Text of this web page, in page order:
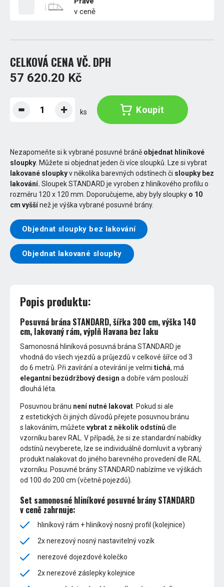
v ceně
CELKOVÁ CENA VČ. DPH
57 620.20 Kč
ks Koupit
Nezapomeňte si k vybrané posuvné bráně objednat hliníkové
sloupky . Můžete si objednat jeden či více sloupků. Lze si vybrat
lakované sloupkyv několika barevných odstínech či sloupky bez
lakování. Sloupek STANDARD je vyroben z hliníkového profilu o
rozměru 120 x 120 mm. Doporučujeme, aby byly sloupky o 10
cm vyššínež je výška vybrané posuvné brány.
Objednat sloupky bez lakování
Objednat lakované sloupky
Popis produktu:
Posuvná brána STANDARD, šířka 300 cm, výška 140
cm, lakovaný rám, výplň Havana bez laku
Samonosná hliníková posuvná brána STANDARD je
vhodná do všech vjezdů a průjezdů v celkové šířce od 3
do 6 metrů. Při zavírání a otevírání je velmitichá, má
elegantní bezúdržbový design a dobře vám poslouží
dlouhá léta.
Posuvnou bránu není nutné lakovat. Pokud si ale
z estetických či jiných důvodů přejete posuvnou bránu
s lakováním, můžetevybrat z několik odstínůdle
vzorníku barev RAL. V případě, že si ze standardní nabídky
odstínů nevyberete, lze se individuálně domluvit a vybraný
produkt nalakovat do jiného barevného provedení dle RAL
vzorníku. Posuvné brány STANDARD nabízíme ve výškách
od 100 do 200 cm (včetně pojezdů).
Set samonosné hliníkové posuvné brány STANDARD
v ceně zahrnuje:
hliníkový rám + hliníkový nosný profil (kolejnice)
2x nerezový nosný nastavitelný vozík
nerezové dojezdové kolečko
2x nerezové záslepky kolejnice